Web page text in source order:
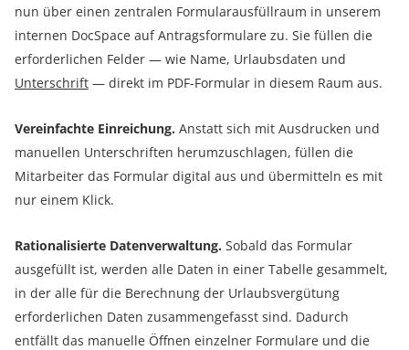
nun über einen zentralen Formularausfüllraum in unserem
internen DocSpace auf Antragsformulare zu. Sie füllen die
erforderlichen Felder — wie Name, Urlaubsdaten und
Unterschrift — direkt im PDF-Formular in diesem Raum aus.
Vereinfachte Einreichung. Anstatt sich mit Ausdrucken und
manuellen Unterschriften herumzuschlagen, füllen die
Mitarbeiter das Formular digital aus und übermitteln es mit
nur einem Klick.
Rationalisierte Datenverwaltung. Sobald das Formular
ausgefüllt ist, werden alle Daten in einer Tabelle gesammelt,
in der alle für die Berechnung der Urlaubsvergütung
erforderlichen Daten zusammengefasst sind. Dadurch
entfällt das manuelle Öffnen einzelner Formulare und die